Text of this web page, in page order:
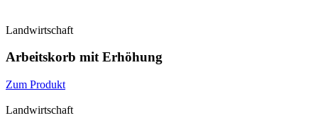
Landwirtschaft
Arbeitskorb mit Erhöhung
Zum Produkt
Landwirtschaft